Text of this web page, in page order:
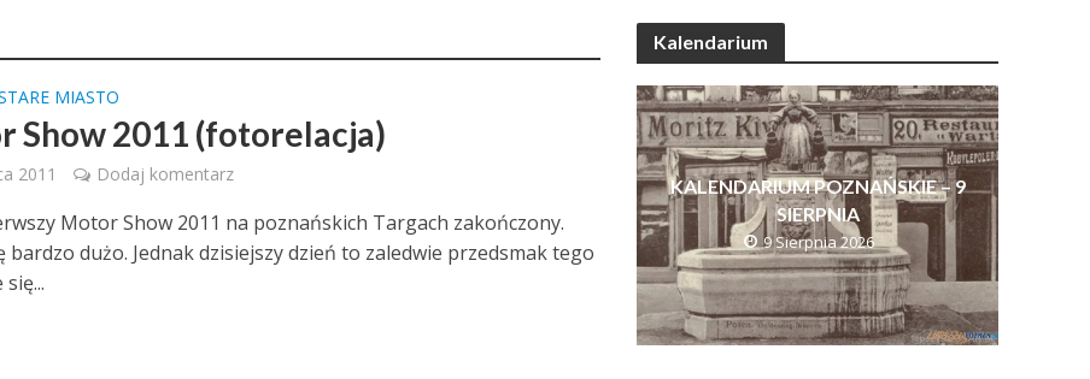
MIASTO
Show 2011 (fotorelacja)
2011 Dodaj komentarz
Motor Show 2011 na poznańskich Targach zakończony.
bardzo dużo. Jednak dzisiejszy dzień to zaledwie przedsmak tego
Kalendarium
KALENDARIUM POZNAŃSKIE – 9
SIERPNIA
9 Sierpnia 2026